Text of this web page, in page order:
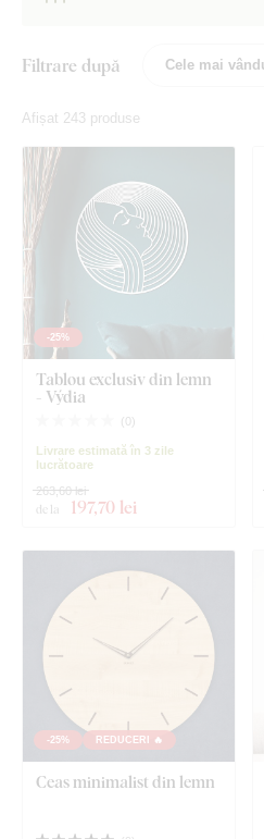
Filtrare după
Afișat 243 produse
-25%
Tablou exclusiv din lemn
- Výdia
( 0)
Livrare estimată în 3 zile
lucrătoare
de la 197,70 lei
263,60 lei
-25% REDUCERI 🔥
Ceas minimalist din lemn